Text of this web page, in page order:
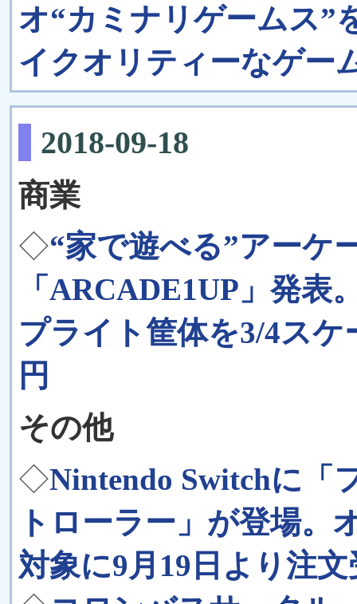
オ“カミナリゲームス”
イクオリティーなゲー
2018-09-18
商業
◇“家で遊べる”アーケ
「ARCADE1UP」発
プライト筐体を3/4スケ
円
その他
◇Nintendo Switchに「
トローラー」が登場。
対象に9月19日より注